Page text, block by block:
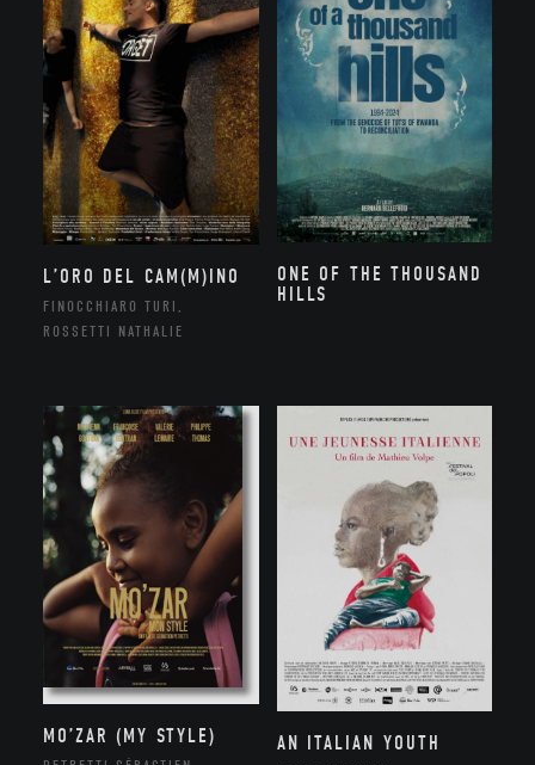
L’ORO DEL CAM(M)INO
FINOCCHIARO TURI,
ROSSETTI NATHALIE
ONE OF THE THOUSAND
HILLS
MO’ZAR (MY STYLE) AN ITALIAN YOUTH